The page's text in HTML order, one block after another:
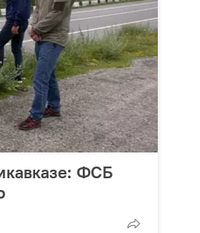
ФСБ